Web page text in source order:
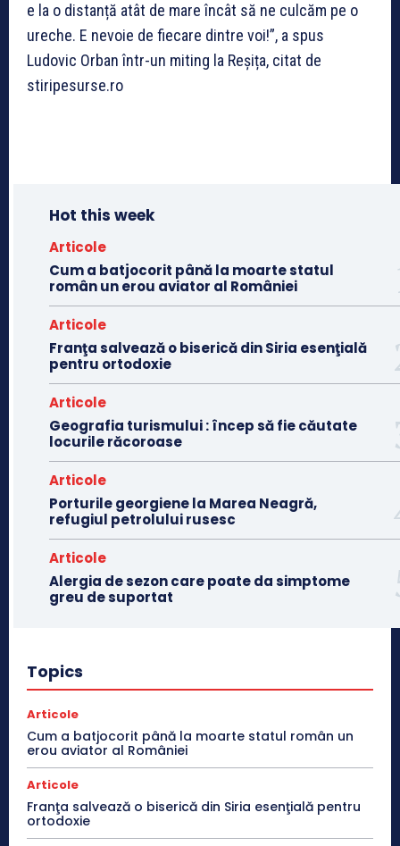
e la o distanță atât de mare încât să ne culcăm pe o
ureche. E nevoie de fiecare dintre voi!”, a spus
Ludovic Orban într-un miting la Reșița, citat de
stiripesurse.ro
Hot this week
Articole
Cum a batjocorit până la moarte statul
român un erou aviator al României
Articole
Franţa salvează o biserică din Siria esenţială
pentru ortodoxie
Articole
Geografia turismului : încep să fie căutate
locurile răcoroase
Articole
Porturile georgiene la Marea Neagră,
refugiul petrolului rusesc
Articole
Alergia de sezon care poate da simptome
greu de suportat
Topics
Articole
Cum a batjocorit până la moarte statul român un
erou aviator al României
Articole
Franţa salvează o biserică din Siria esenţială pentru
ortodoxie